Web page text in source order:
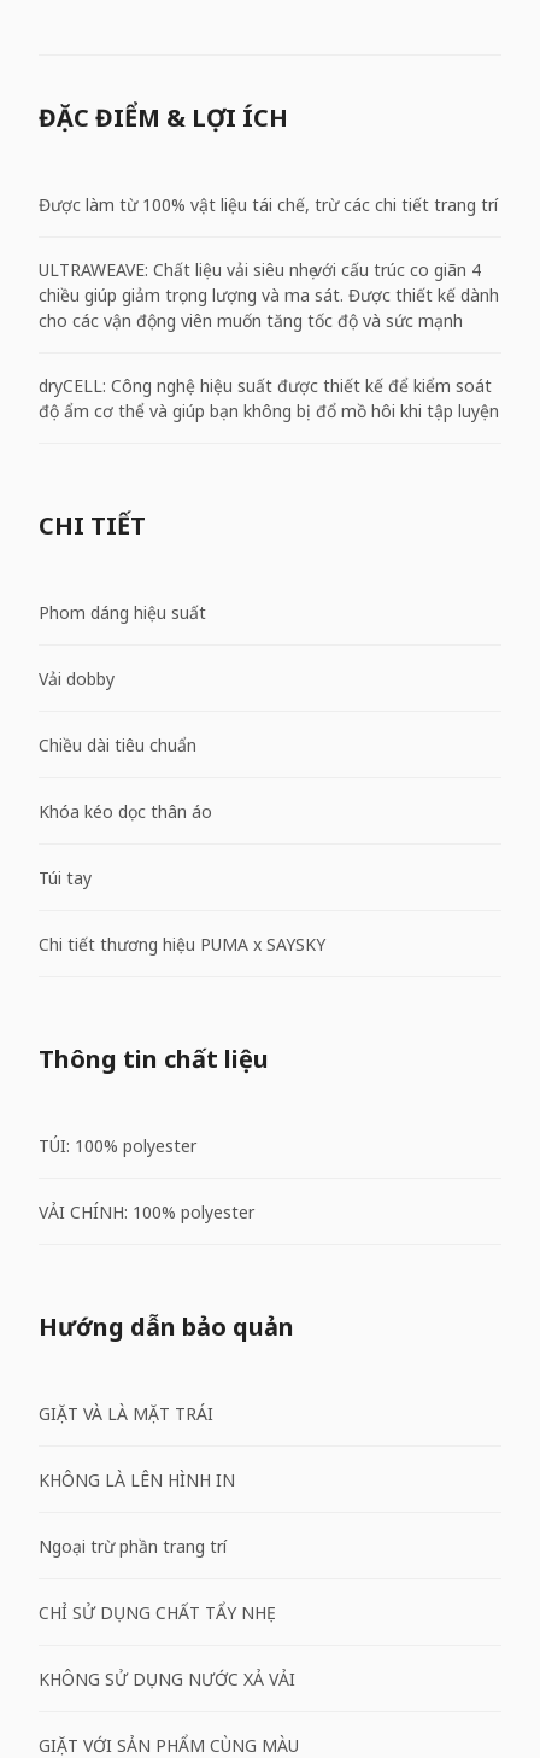
ĐẶC ĐIỂM & LỢI ÍCH
Được làm từ 100% vật liệu tái chế, trừ các chi tiết trang trí
ULTRAWEAVE: Chất liệu vải siêu nhẹ với cấu trúc co giãn 4
chiều giúp giảm trọng lượng và ma sát. Được thiết kế dành
cho các vận động viên muốn tăng tốc độ và sức mạnh
dryCELL: Công nghệ hiệu suất được thiết kế để kiểm soát
độ ẩm cơ thể và giúp bạn không bị đổ mồ hôi khi tập luyện
CHI TIẾT
Phom dáng hiệu suất
Vải dobby
Chiều dài tiêu chuẩn
Khóa kéo dọc thân áo
Túi tay
Chi tiết thương hiệu PUMA x SAYSKY
Thông tin chất liệu
TÚI: 100% polyester
VẢI CHÍNH: 100% polyester
Hướng dẫn bảo quản
GIẶT VÀ LÀ MẶT TRÁI
KHÔNG LÀ LÊN HÌNH IN
Ngoại trừ phần trang trí
CHỈ SỬ DỤNG CHẤT TẨY NHẸ
KHÔNG SỬ DỤNG NƯỚC XẢ VẢI
GIẶT VỚI SẢN PHẨM CÙNG MÀU